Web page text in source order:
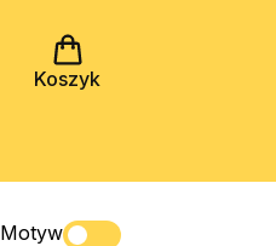
Koszyk
Motyw